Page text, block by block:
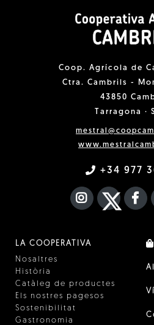
Coop. Agrícola de
Ctra. Cambrils -
43850
Tarragona ·
+34 977
INSTAGRAM
LA COOPERATIVA
Nosaltres
Història
Catàleg de productes
Els nostres pagesos
Sostenibilitat
Gastronomia